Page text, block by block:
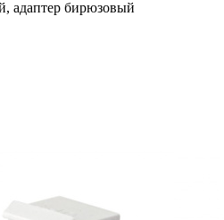
адаптер бирюзовый